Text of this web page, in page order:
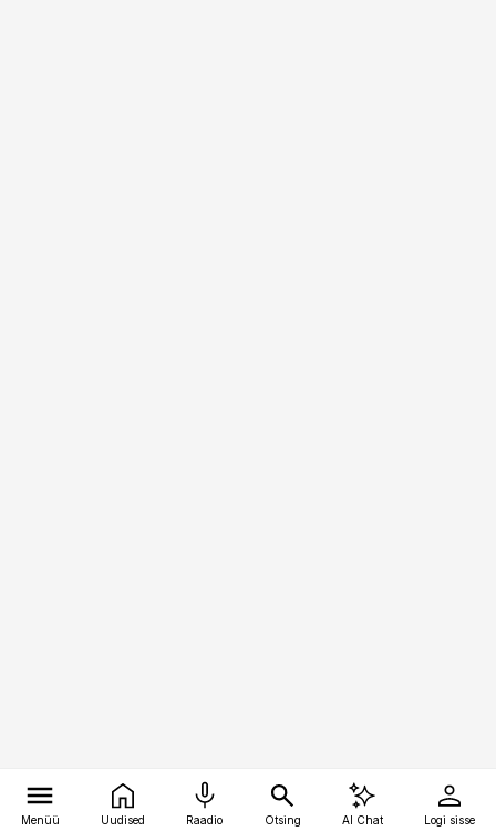
Menüü Uudised Raadio Otsing AI Chat Logi sisse